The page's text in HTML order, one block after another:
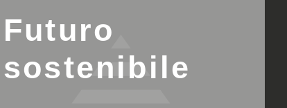
Futuro
sostenibile